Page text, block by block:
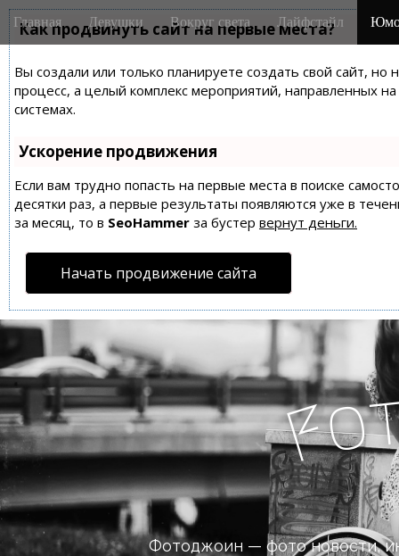
Как продвинуть сайт на первые места?
Вы создали или только планируете создать свой сайт,
процесс, а целый комплекс мероприятий, направленных
системах.
Ускорение продвижения
Если вам трудно попасть на первые места в поиске
десятки раз, а первые результаты появляются уже в
за месяц, то в SeoHammer за бустер вернут деньги.
Начать продвижение сайта
M
a
n
m
e
n
u
i
Главная Девушки Вокруг света Лайфстайл
Fo
Фотоджоин — фото новости,